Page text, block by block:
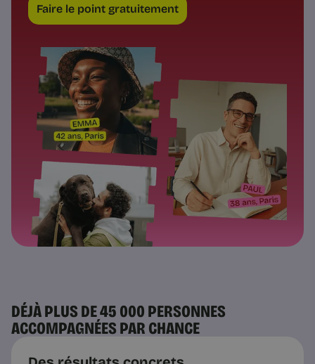
Faire le point gratuitement
DÉJÀ PLUS DE 45 000 PERSONNES
ACCOMPAGNÉES PAR CHANCE